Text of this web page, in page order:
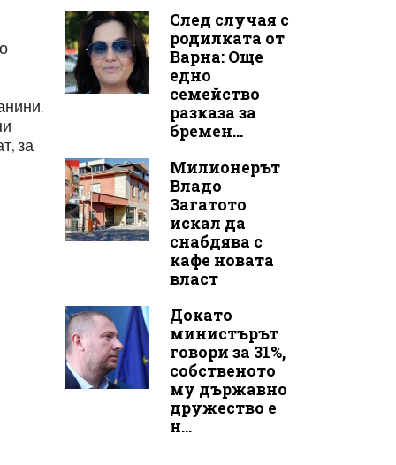
за
След случая с
родилката от
Варна: Още
едно
семейство
разказа за
бремен...
Милионерът
Владо
Загатото
искал да
снабдява с
кафе новата
власт
Докато
министърът
говори за 31%,
собственото
му държавно
дружество е
н...